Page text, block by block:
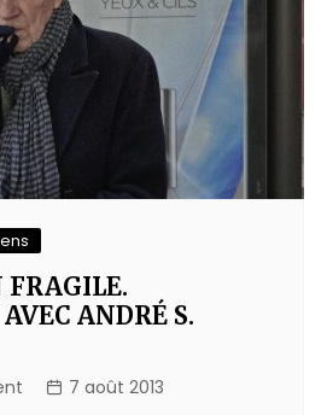
ANDRÉ S.
7 août 2013